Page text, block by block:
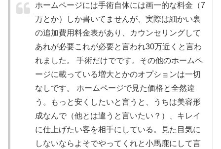
ホームページには手術自体には画一的な料金（7
万とか）しか書いてませんが、実際は細かい裏
の追加費用料金表があり、カウンセリングして
あれが必要これが必要と言われ30万近くと言わ
れました。 手術だけでです。その他のホームペ
ージに載っている増大とかのオプションは一切
なしです。 ホームページで見た価格と全然違
う。もっと安くしたいと言うと、うちは美容形
成なんで（他とは違うと言いたい？）、キレイ
に仕上げたい客を相手にしている。見た目気に
しないならよそでやってくれと小馬鹿にして言